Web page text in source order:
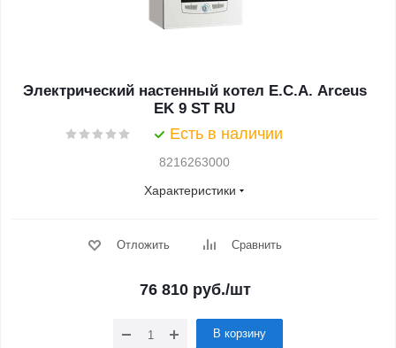
Электрический настенный котел E.C.A. Arceus
EK 9 ST RU
Есть в наличии
8216263000
Характеристики
Отложить Сравнить
76 810руб./шт
В корзину